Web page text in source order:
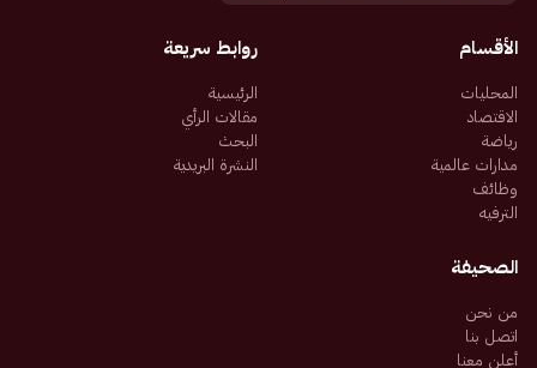
الأقسام
المحليات
الاقتصاد
رياضة
مدارات عالمية
وظائف
الترفيه
روابط سريعة
الرئيسية
مقالات الرأي
البحث
النشرة البريدية
الصحيفة
من نحن
اتصل بنا
أعلن معنا